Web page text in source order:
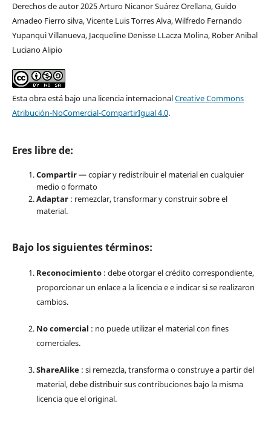
Derechos de autor 2025 Arturo Nicanor Suárez Orellana, Guido
Amadeo Fierro silva, Vicente Luis Torres Alva, Wilfredo Fernando
Yupanqui Villanueva, Jacqueline Denisse LLacza Molina, Rober Anibal
Luciano Alipio
Esta obra está bajo una licencia internacionalCreative Commons
Atribución-NoComercial-CompartirIgual 4.0.
Eres libre de:
Compartir— copiar y redistribuir el material en cualquier
medio o formato
Adaptar: remezclar, transformar y construir sobre el
material.
Bajo los siguientes términos:
Reconocimiento: debe otorgar el crédito correspondiente,
proporcionar un enlace a la licencia e e indicar si se realizaron
cambios.
No comercial : no puede utilizar el material con fines
comerciales.
ShareAlike: si remezcla, transforma o construye a partir del
material, debe distribuir sus contribuciones bajo la misma
licencia que el original.